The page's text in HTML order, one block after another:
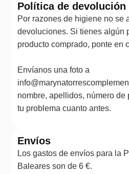
Política de devolución
Por razones de higiene no se
devoluciones. Si tienes algún
producto comprado, ponte en
Envíanos una foto a
nombre, apellidos, número
tu problema cuanto antes.
Envíos
Los gastos de envíos para la
Baleares son de 6 €.